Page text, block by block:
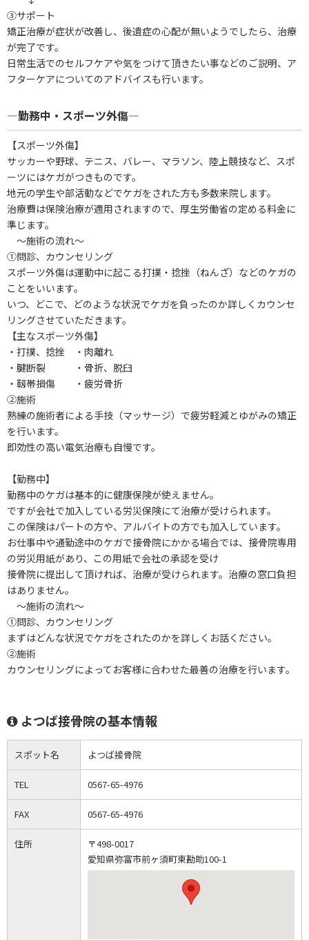
③サポート
矯正治療が症状が改善し、後遺症の心配が無いようでしたら、治療
が完了です。
日常生活でのセルフケアや気をつけて頂きたい事などのご説明、ア
フターケアについてのアドバイスも行います。
―勤務中・スポーツ外傷―
【スポーツ外傷】
サッカーや野球、テニス、バレー、マラソン、陸上競技など、スポ
ーツにはケガがつきものです。
地元の学生や部活動などでケガをされた方も多数来院します。
治療費は保険治療が適用されますので、厚生労働省の定める料金に
準じます。
～施術の流れ～
①問診、カウンセリング
スポーツ外傷は運動中に起こる打撲・捻挫（ねんざ）などのケガの
ことをいいます。
いつ、どこで、どのような状況でケガを負ったのか詳しくカウンセ
リングさせていただきます。
【主なスポーツ外傷】
・打撲、捻挫 ・肉離れ
・腱断裂 ・骨折、脱臼
・靱帯損傷 ・疲労骨折
②施術
熟練の施術者による手技（マッサージ）で疲労軽減とゆがみの矯正
を行います。
即効性の高い電気治療も自慢です。
【勤務中】
勤務中のケガは基本的に健康保険が使えません。
ですが会社で加入している労災保険にて治療が受けられます。
この保険はパートの方や、アルバイトの方でも加入しています。
お仕事中や通勤途中のケガで接骨院にかかる場合では、接骨院専用
の労災用紙があり、この用紙で会社の承認を受け
接骨院に提出して頂ければ、治療が受けられます。治療の窓口負担
はありません。
～施術の流れ～
①問診、カウンセリング
まずはどんな状況でケガをされたのかを詳しくお話ください。
②施術
カウンセリングによってお客様に合わせた最善の治療を行います。
よつば接骨院の基本情報
スポット名 よつば接骨院
TEL 0567-65-4976
FAX 0567-65-4976
住所
〒498-0017
愛知県弥富市前ヶ須町東勘助100-1